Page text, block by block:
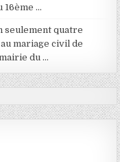
16ème …
seulement quatre
mariage civil de
du …